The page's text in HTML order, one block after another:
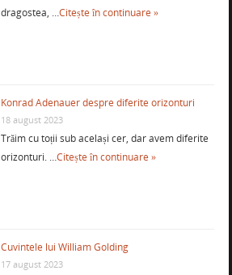
dragostea, …Citește în continuare »
Konrad Adenauer despre diferite orizonturi
18 august 2023
Trăim cu toții sub același cer, dar avem diferite
orizonturi. …Citește în continuare »
Cuvintele lui William Golding
17 august 2023